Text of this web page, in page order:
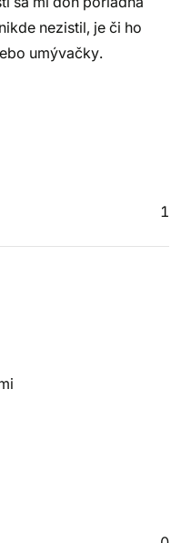
nezistil, je či ho
umývačky.
1